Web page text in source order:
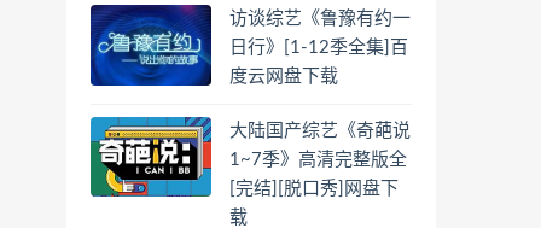
访谈综艺《鲁豫有约一
日行》[1-12季全集]百
度云网盘下载
大陆国产综艺《奇葩说
1~7季》高清完整版全
[完结][脱口秀]网盘下
载